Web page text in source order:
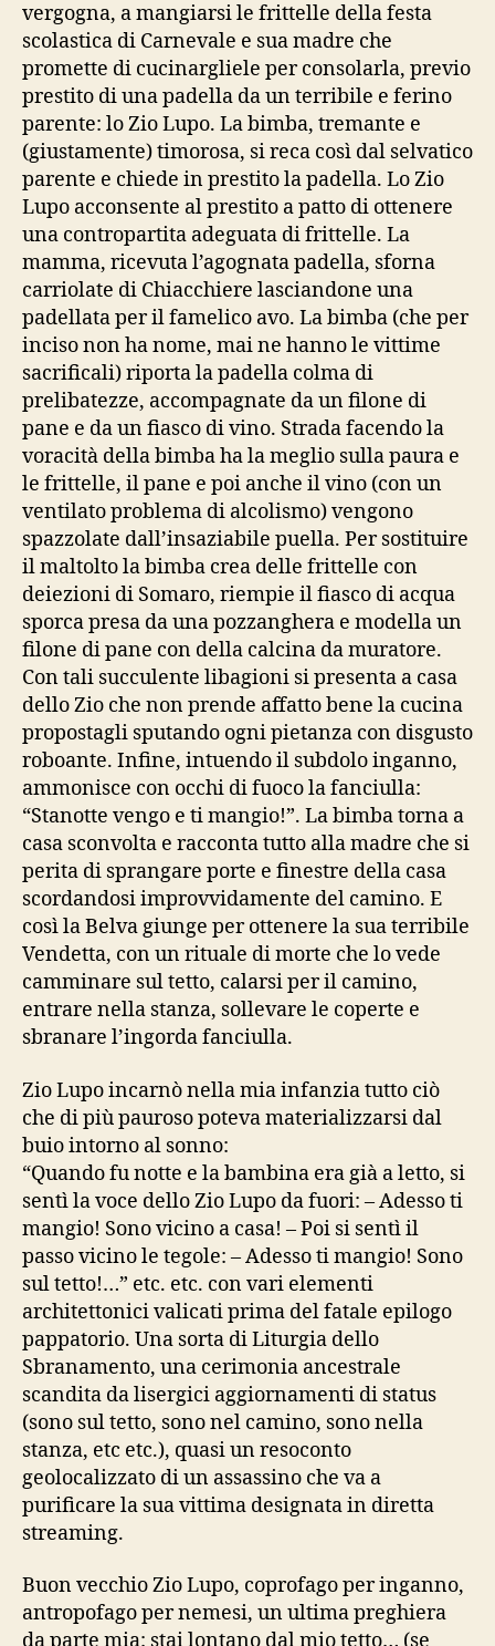
vergogna, a mangiarsi le frittelle della festa
scolastica di Carnevale e sua madre che
promette di cucinargliele per consolarla, previo
prestito di una padella da un terribile e ferino
parente: lo Zio Lupo. La bimba, tremante e
(giustamente) timorosa, si reca così dal selvatico
parente e chiede in prestito la padella. Lo Zio
Lupo acconsente al prestito a patto di ottenere
una contropartita adeguata di frittelle. La
mamma, ricevuta l’agognata padella, sforna
carriolate di Chiacchiere lasciandone una
padellata per il famelico avo. La bimba (che per
inciso non ha nome, mai ne hanno le vittime
sacrificali) riporta la padella colma di
prelibatezze, accompagnate da un filone di
pane e da un fiasco di vino. Strada facendo la
voracità della bimba ha la meglio sulla paura e
le frittelle, il pane e poi anche il vino (con un
ventilato problema di alcolismo) vengono
spazzolate dall’insaziabile puella. Per sostituire
il maltolto la bimba crea delle frittelle con
deiezioni di Somaro, riempie il fiasco di acqua
sporca presa da una pozzanghera e modella un
filone di pane con della calcina da muratore.
Con tali succulente libagioni si presenta a casa
dello Zio che non prende affatto bene la cucina
propostagli sputando ogni pietanza con disgusto
roboante. Infine, intuendo il subdolo inganno,
ammonisce con occhi di fuoco la fanciulla:
“Stanotte vengo e ti mangio!”. La bimba torna a
casa sconvolta e racconta tutto alla madre che si
perita di sprangare porte e finestre della casa
scordandosi improvvidamente del camino. E
così la Belva giunge per ottenere la sua terribile
Vendetta, con un rituale di morte che lo vede
camminare sul tetto, calarsi per il camino,
entrare nella stanza, sollevare le coperte e
sbranare l’ingorda fanciulla.
Zio Lupo incarnò nella mia infanzia tutto ciò
che di più pauroso poteva materializzarsi dal
buio intorno al sonno:
“Quando fu notte e la bambina era già a letto, si
sentì la voce dello Zio Lupo da fuori: – Adesso ti
mangio! Sono vicino a casa! – Poi si sentì il
passo vicino le tegole: – Adesso ti mangio! Sono
sul tetto!…” etc. etc. con vari elementi
architettonici valicati prima del fatale epilogo
pappatorio. Una sorta di Liturgia dello
Sbranamento, una cerimonia ancestrale
scandita da lisergici aggiornamenti di status
(sono sul tetto, sono nel camino, sono nella
stanza, etc etc.), quasi un resoconto
geolocalizzato di un assassino che va a
purificare la sua vittima designata in diretta
streaming.
Buon vecchio Zio Lupo, coprofago per inganno,
antropofago per nemesi, un ultima preghiera